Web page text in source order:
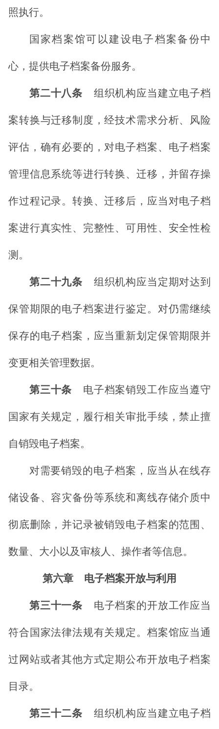
照执行。
国家档案馆可以建设电子档案备份中
心，提供电子档案备份服务。
第二十八条 组织机构应当建立电子档
案转换与迁移制度，经技术需求分析、风险
评估，确有必要的，对电子档案、电子档案
管理信息系统等进行转换、迁移，并留存操
作过程记录。转换、迁移后，应当对电子档
案进行真实性、完整性、可用性、安全性检
测。
第二十九条 组织机构应当定期对达到
保管期限的电子档案进行鉴定。对仍需继续
保存的电子档案，应当重新划定保管期限并
变更相关管理数据。
第三十条 电子档案销毁工作应当遵守
国家有关规定，履行相关审批手续，禁止擅
自销毁电子档案。
对需要销毁的电子档案，应当从在线存
储设备、容灾备份等系统和离线存储介质中
彻底删除，并记录被销毁电子档案的范围、
数量、大小以及审核人、操作者等信息。
第六章 电子档案开放与利用
第三十一条 电子档案的开放工作应当
符合国家法律法规有关规定。档案馆应当通
过网站或者其他方式定期公布开放电子档案
目录。
第三十二条 组织机构应当建立电子档